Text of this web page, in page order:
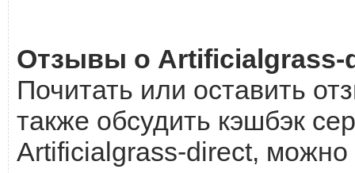
Отзывы о Artificialgrass-
Почитать или оставить
также обсудить кэшбэк
Artificialgrass-direct,